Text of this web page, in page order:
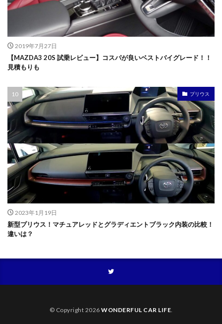
2019年7月27日
【MAZDA3 20S 試乗レビュー】コスパが良いベストバイグレード！！
見積もりも
プリウス
2023年1月19日
新型プリウス！マチュアレッドとグラディエントブラック内装の比較！
違いは？
© Copyright 2026 WONDERFUL CAR LIFE.